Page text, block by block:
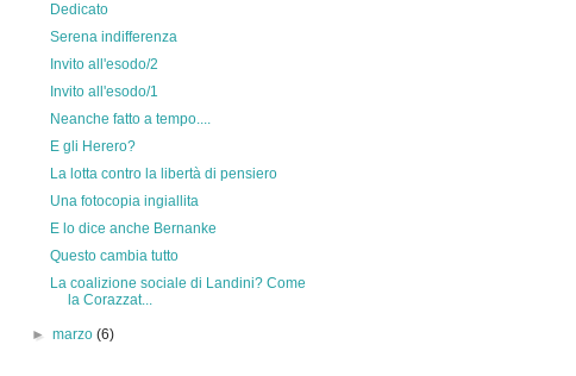
Dedicato
Serena indifferenza
Invito all'esodo/2
Invito all'esodo/1
Neanche fatto a tempo....
E gli Herero?
La lotta contro la libertà di pensiero
Una fotocopia ingiallita
E lo dice anche Bernanke
Questo cambia tutto
La coalizione sociale di Landini? Come
la Corazzat...
►marzo(6)